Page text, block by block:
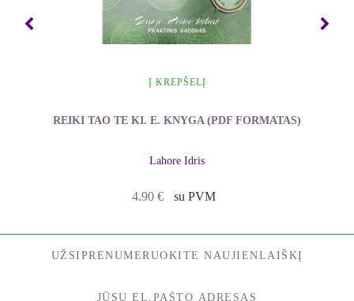
Į KREPŠELĮ
REIKI TAO TE KI. E. KNYGA (PDF FORMATAS)
Lahore Idris
4.90 € su PVM
UŽSIPRENUMERUOKITE NAUJIENLAIŠKĮ